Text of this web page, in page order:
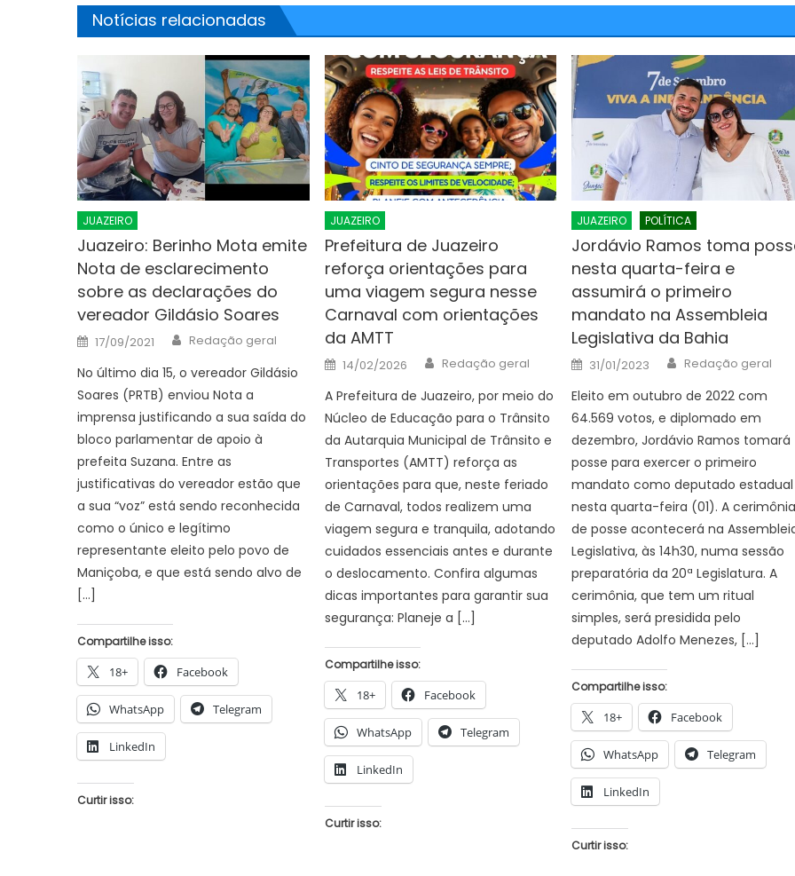
Notícias relacionadas
JUAZEIRO
Juazeiro: Berinho Mota emite
Nota de esclarecimento
sobre as declarações do
vereador Gildásio Soares
Posted
on
17/09/2021 Author
Redação geral
No último dia 15, o vereador Gildásio
Soares (PRTB) enviou Nota a
imprensa justificando a sua saída do
bloco parlamentar de apoio à
prefeita Suzana. Entre as
justificativas do vereador estão que
a sua “voz” está sendo reconhecida
como o único e legítimo
representante eleito pelo povo de
Maniçoba, e que está sendo alvo de
[…]
Compartilhe isso:
18+ Facebook
WhatsApp Telegram
LinkedIn
Curtir isso:
JUAZEIRO
Prefeitura de Juazeiro
reforça orientações para
uma viagem segura nesse
Carnaval com orientações
da AMTT
Posted
on
14/02/2026 Author
Redação geral
A Prefeitura de Juazeiro, por meio do
Núcleo de Educação para o Trânsito
da Autarquia Municipal de Trânsito e
Transportes (AMTT) reforça as
orientações para que, neste feriado
de Carnaval, todos realizem uma
viagem segura e tranquila, adotando
cuidados essenciais antes e durante
o deslocamento. Confira algumas
dicas importantes para garantir sua
segurança: Planeje a […]
Compartilhe isso:
18+ Facebook
WhatsApp Telegram
LinkedIn
Curtir isso:
JUAZEIRO POLÍTICA
Jordávio Ramos toma
nesta quarta-feira e
assumirá o primeiro
mandato na Assembleia
Legislativa da Bahia
Posted
on
31/01/2023 Author
Redação geral
Eleito em outubro de 2022 com
64.569 votos, e diplomado em
dezembro, Jordávio Ramos tomará
posse para exercer o primeiro
mandato como deputado estadual
nesta quarta-feira (01). A
de posse acontecerá na
Legislativa, às 14h30, numa sessão
preparatória da 20ª Legislatura. A
cerimônia, que tem um ritual
simples, será presidida pelo
deputado Adolfo Menezes, […]
Compartilhe isso:
18+ Facebook
WhatsApp Telegram
LinkedIn
Curtir isso: